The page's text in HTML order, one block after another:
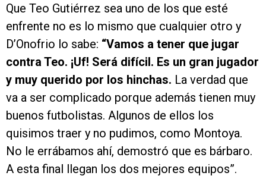
Que Teo Gutiérrez sea uno de los que esté
enfrente no es lo mismo que cualquier otro y
D’Onofrio lo sabe: “Vamos a tener que jugar
contra Teo. ¡Uf! Será difícil. Es un gran jugador
y muy querido por los hinchas. La verdad que
va a ser complicado porque además tienen muy
buenos futbolistas. Algunos de ellos los
quisimos traer y no pudimos, como Montoya.
No le errábamos ahí, demostró que es bárbaro.
A esta final llegan los dos mejores equipos”.